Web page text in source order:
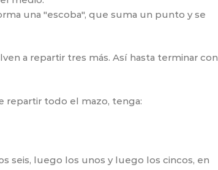
una "escoba", que suma un punto y se
a repartir tres más. Así hasta terminar con
repartir todo el mazo, tenga:
seis, luego los unos y luego los cincos, en